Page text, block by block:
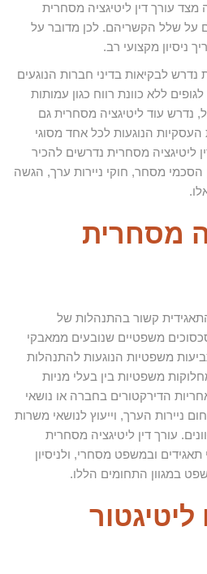
עורך דין ליטיגציה מסחרית
על שלל הקשריהם. לכן מדובר על
ניסיון מקצועי רב.
לבקיאות בדיני חברות הנוגעים
ללא כוונת רווח כגון עמותות
נדרש עוד ליטיגציה מסחרית גם
העסקיות הנוגעות לכל אחד מסוגי
ליטיגציה מסחרית נדרשים להכיר
הסכמי מסחר, חוקי ניירות ערך, הגשה
מסחרית
קשור בהתנהלות של
משפטיים שנובעים ממאבקי
משפטיות הנוגעות להתנהלות
משפטיות בין בעלי מניות
הדירקטורים בחברה או נושאי
ניירות הערך, וייעוץ לנושאי משרות
עורך דין ליטיגציה מסחרית
ובמשפט מסחרי, ולניסיון
במגוון התחומים הללו.